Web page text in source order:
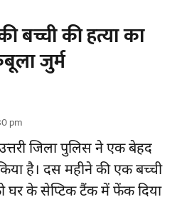
बच्ची की हत्या का
जुर्म
pm
उत्तरी जिला पुलिस ने एक बेहद
है। दस महीने की एक बच्ची
घर के सेप्टिक टैंक में फेंक दिया